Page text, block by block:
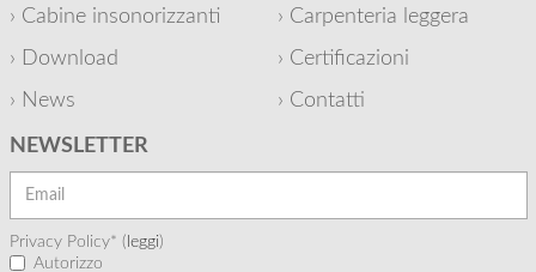
Cabine insonorizzanti
Carpenteria leggera
Download
Certificazioni
News
Contatti
NEWSLETTER
Privacy Policy* ( leggi)
Autorizzo